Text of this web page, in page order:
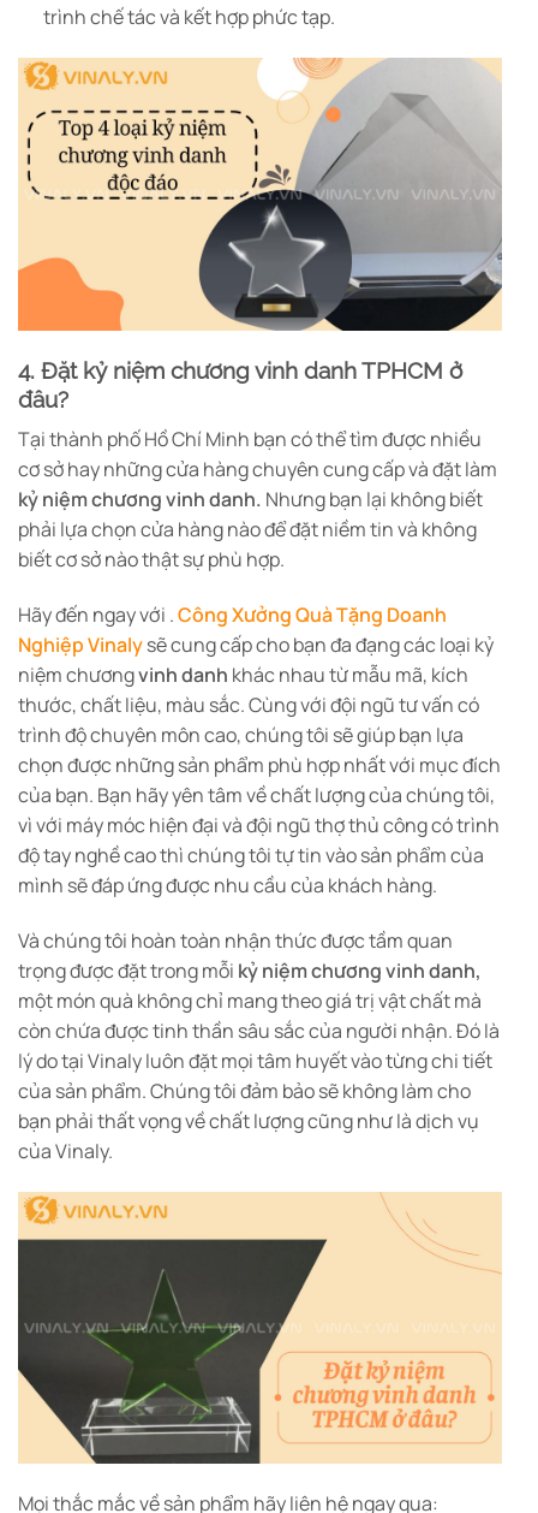
trình chế tác và kết hợp phức tạp.
4. Đặt kỷ niệm chương vinh danh TPHCM ở
đâu?
Tại thành phố Hồ Chí Minh bạn có thể tìm được nhiều
cơ sở hay những cửa hàng chuyên cung cấp và đặt làm
kỷ niệm chương vinh danh. Nhưng bạn lại không biết
phải lựa chọn cửa hàng nào để đặt niềm tin và không
biết cơ sở nào thật sự phù hợp.
Hãy đến ngay với .Công Xưởng Quà Tặng Doanh
Nghiệp Vinalysẽ cung cấp cho bạn đa đạng các loại kỷ
niệm chươngvinh danh khác nhau từ mẫu mã, kích
thước, chất liệu, màu sắc. Cùng với đội ngũ tư vấn có
trình độ chuyên môn cao, chúng tôi sẽ giúp bạn lựa
chọn được những sản phẩm phù hợp nhất với mục đích
của bạn. Bạn hãy yên tâm về chất lượng của chúng tôi,
vì với máy móc hiện đại và đội ngũ thợ thủ công có trình
độ tay nghề cao thì chúng tôi tự tin vào sản phẩm của
mình sẽ đáp ứng được nhu cầu của khách hàng.
Và chúng tôi hoàn toàn nhận thức được tầm quan
trọng được đặt trong mỗi kỷ niệm chương vinh danh,
một món quà không chỉ mang theo giá trị vật chất mà
còn chứa được tinh thần sâu sắc của người nhận. Đó là
lý do tại Vinaly luôn đặt mọi tâm huyết vào từng chi tiết
của sản phẩm. Chúng tôi đảm bảo sẽ không làm cho
bạn phải thất vọng về chất lượng cũng như là dịch vụ
của Vinaly.
Mọi thắc mắc về sản phẩm hãy liên hệ ngay qua: